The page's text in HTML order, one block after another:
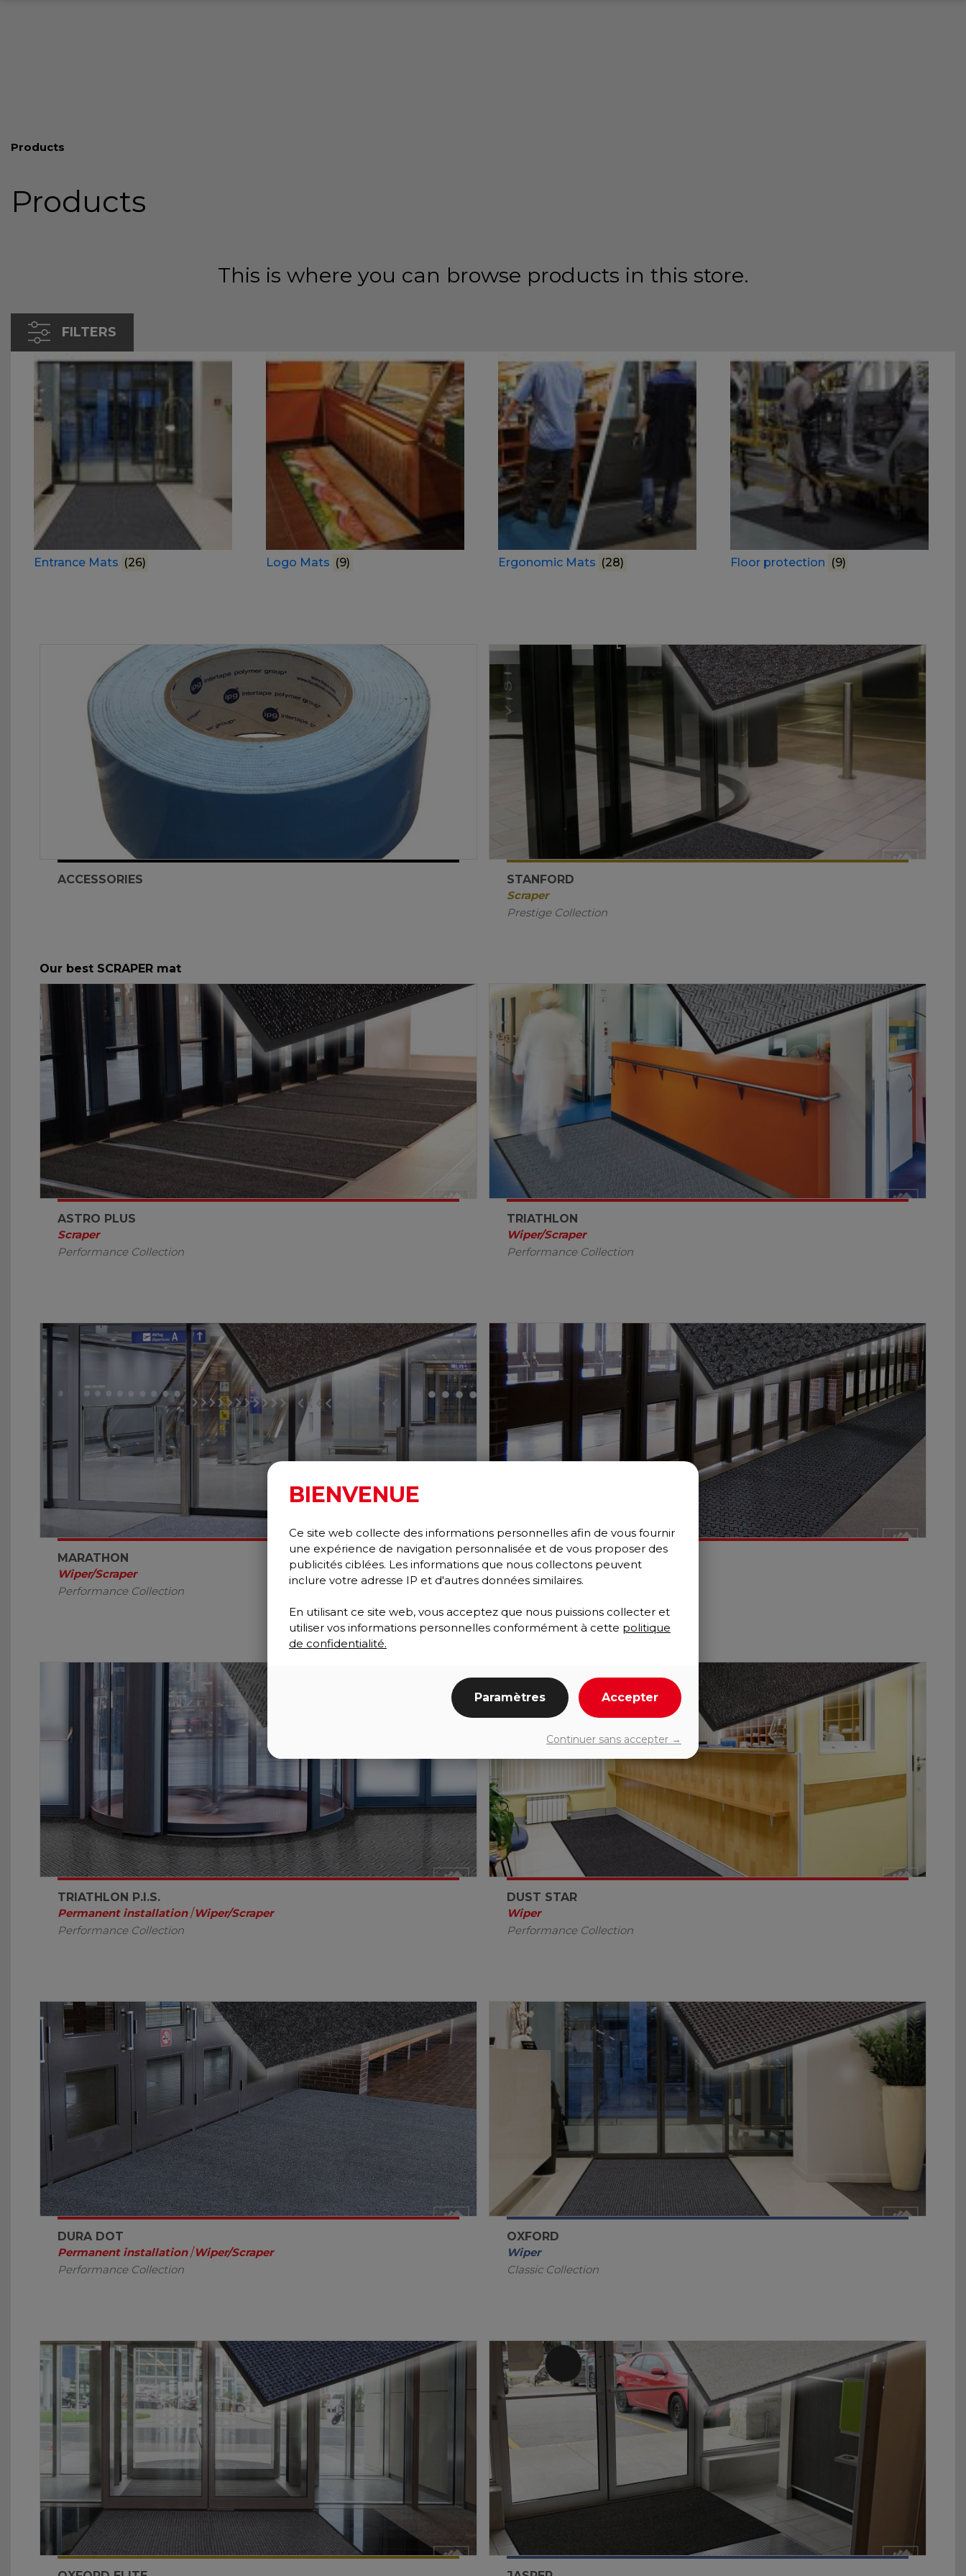
Products
Products
This is where you can browse products in this store.
FILTERS
Entrance Mats (26) Logo Mats (9) Ergonomic Mats (28) Floor protection (9)
ACCESSORIES
STANFORD
Scraper
Prestige Collection
Our best SCRAPER mat
ASTRO PLUS
Scraper
Performance Collection
TRIATHLON
Wiper/Scraper
Performance Collection
MARATHON
Wiper/Scraper
Performance Collection
TIRE TRACK
Wiper/Scraper
TRIATHLON P.I.S.
Permanent installation /Wiper/Scraper
Performance Collection
DUST STAR
Wiper
Performance Collection
DURA DOT
Permanent installation /Wiper/Scraper
Performance Collection
OXFORD
Wiper
Classic Collection
BIENVENUE
Ce site web collecte des informations personnelles afin de vous fournir
une expérience de navigation personnalisée et de vous proposer des
publicités ciblées. Les informations que nous collectons peuvent
inclure votre adresse IP et d'autres données similaires.
En utilisant ce site web, vous acceptez que nous puissions collecter et
utiliser vos informations personnelles conformément à cette politique
de confidentialité.
Paramètres Accepter
Continuer sans accepter →